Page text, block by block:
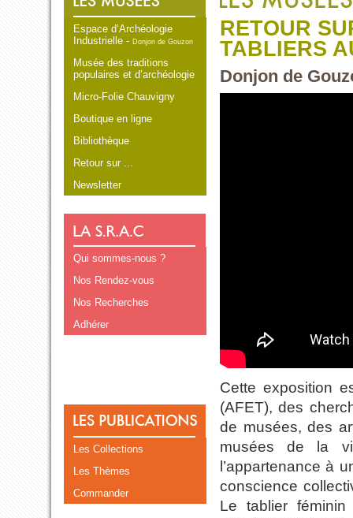
Espace d’Archéologie
Industrielle -Donjon de Gouzon
Musée des traditions
populaires et d’archéologie
Micro-Folie Chauvigny
Boutique en ligne
Bibliothèque
Retour sur ...
Newsletter
Qui sommes-nous ?
Nos Rendez-vous
Nos Recherches
Adhérer
Les Collections
Les Thèmes
Commander
RETOUR
TABLIERS
Donjon de
Cette exposition
(AFET), des
de musées, des
musées de la
l’appartenance à
conscience
Le tablier